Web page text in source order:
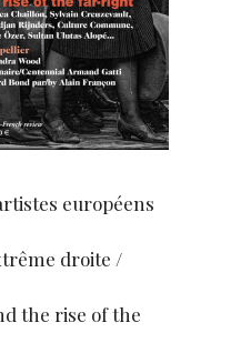
européens
droite /
the rise of the